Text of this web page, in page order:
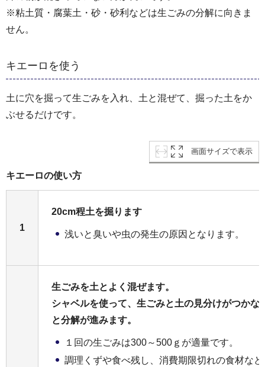
※粘土質・腐葉土・砂・砂利などは生ごみの分解に向きま
せん。
キエーロを使う
土に穴を掘って生ごみを入れ、土と混ぜて、掘った土をか
ぶせるだけです。
画面サイズで表示
キエーロの使い方
1
20cm程土を掘ります
浅いと臭いや虫の発生の原因となります。
生ごみを土とよく混ぜます。
シャベルを使って、生ごみと土の見分けがつかな
と分解が進みます。
１回の生ごみは300～500ｇが適量です。
調理くずや食べ残し、消費期限切れの食材な